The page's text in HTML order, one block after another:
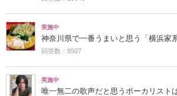
実施中
神奈川県で一番うまいと思う「横浜家
回答数：8507
実施中
唯一無二の歌声だと思うボーカリスト